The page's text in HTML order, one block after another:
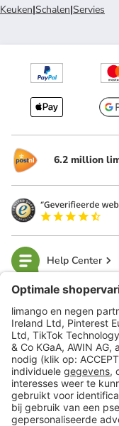
Keuken|Schalen|Servies
6.2 million
Help Center
limango
Veilig winkelen
Klantenservice
Shop